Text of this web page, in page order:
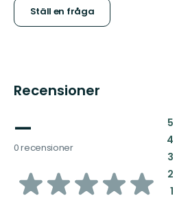
Ställ en fråga
Recensioner
—
0 recensioner
av
5:
4:
3:
2:
1: